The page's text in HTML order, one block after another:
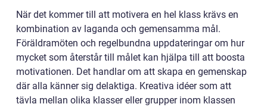
När det kommer till att motivera en hel klass krävs en
kombination av laganda och gemensamma mål.
Föräldramöten och regelbundna uppdateringar om hur
mycket som återstår till målet kan hjälpa till att boosta
motivationen. Det handlar om att skapa en gemenskap
där alla känner sig delaktiga. Kreativa idéer som att
tävla mellan olika klasser eller grupper inom klassen